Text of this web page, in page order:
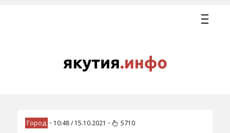
Город • 10:48 / 15.10.2021 • 5710